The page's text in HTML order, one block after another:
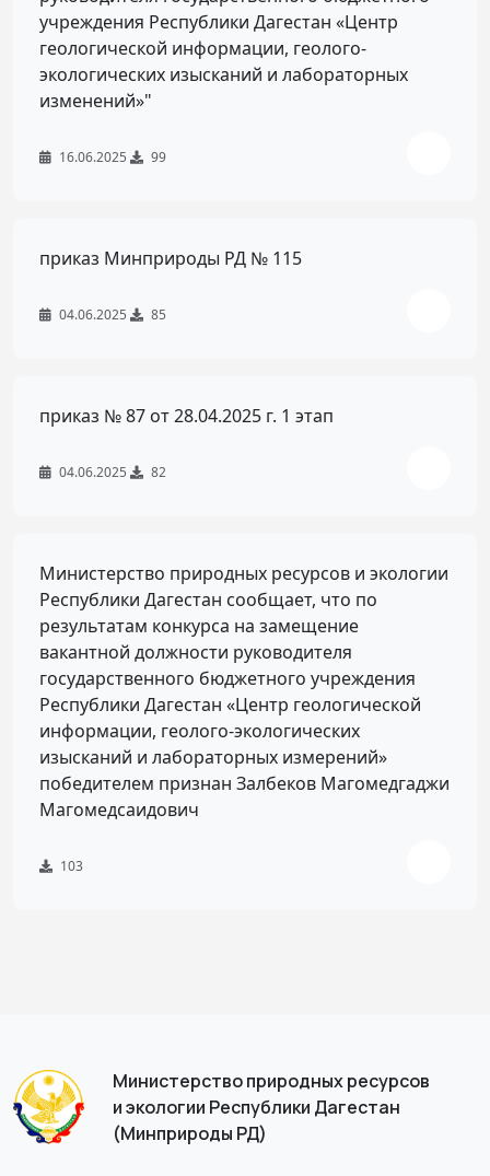
учреждения Республики Дагестан «Центр
геологической информации, геолого-
экологических изысканий и лабораторных
изменений»"
16.06.2025 99
приказ Минприроды РД № 115
04.06.2025 85
приказ № 87 от 28.04.2025 г. 1 этап
04.06.2025 82
Министерство природных ресурсов и экологии
Республики Дагестан сообщает, что по
результатам конкурса на замещение
вакантной должности руководителя
государственного бюджетного учреждения
Республики Дагестан «Центр геологической
информации, геолого-экологических
изысканий и лабораторных измерений»
победителем признан Залбеков Магомедгаджи
Магомедсаидович
103
Министерство природных ресурсов
и экологии Республики Дагестан
(Минприроды РД)